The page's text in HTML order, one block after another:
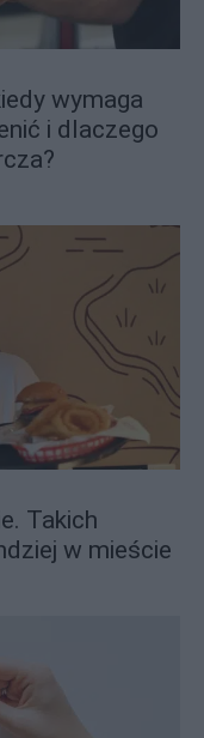
wymaga
i dlaczego
Takich
w mieście